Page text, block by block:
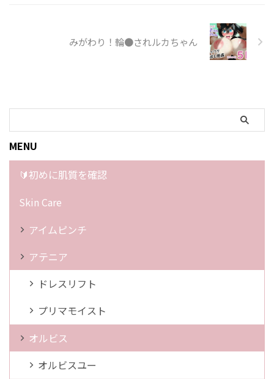
みがわり！輪●されルカちゃん
MENU
🔰初めに肌質を確認
Skin Care
アイムピンチ
アテニア
ドレスリフト
プリマモイスト
オルビス
オルビスユー